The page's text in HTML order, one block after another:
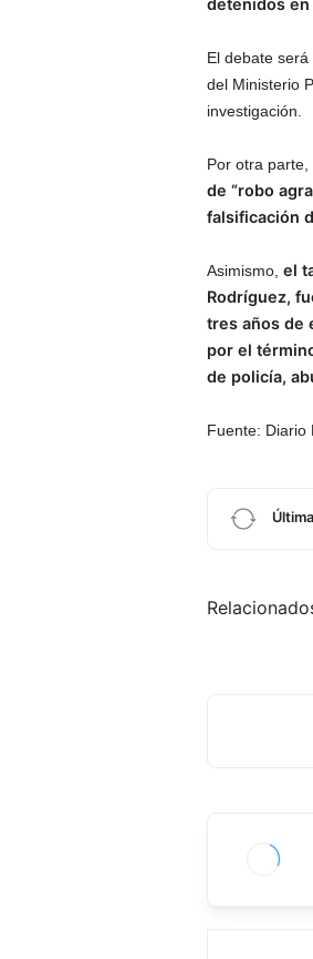
El debate
del Ministerio
investigación.
Por otra parte,
de “robo
falsificación
Asimismo, el
Rodríguez,
tres años de
por el
de policía,
Fuente: Diario